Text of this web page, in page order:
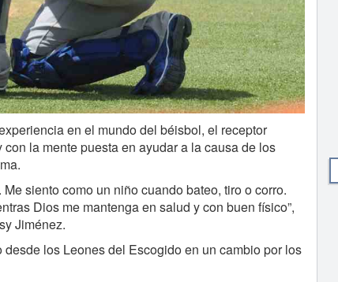
en el mundo del béisbol, el receptor
la mente puesta en ayudar a la causa de los
siento como un niño cuando bateo, tiro o corro.
Dios me mantenga en salud y con buen físico”,
Jiménez.
los Leones del Escogido en un cambio por los